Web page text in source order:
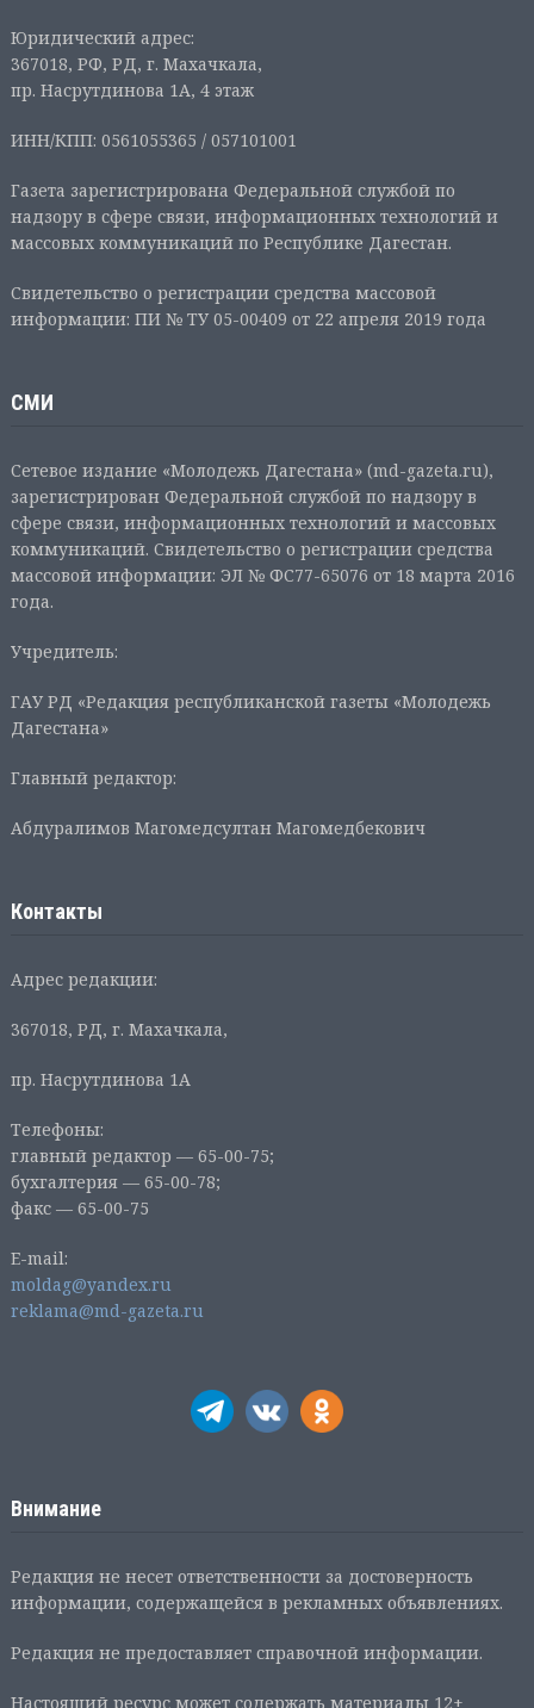
Юридический адрес:
367018, РФ, РД, г. Махачкала,
пр. Насрутдинова 1А, 4 этаж
ИНН/КПП: 0561055365 / 057101001
Газета зарегистрирована Федеральной службой по
надзору в сфере связи, информационных технологий и
массовых коммуникаций по Республике Дагестан.
Свидетельство о регистрации средства массовой
информации: ПИ № ТУ 05-00409 от 22 апреля 2019 года
СМИ
Сетевое издание «Молодежь Дагестана» (md-gazeta.ru),
зарегистрирован Федеральной службой по надзору в
сфере связи, информационных технологий и массовых
коммуникаций. Свидетельство о регистрации средства
массовой информации: ЭЛ № ФС77-65076 от 18 марта 2016
года.
Учредитель:
ГАУ РД «Редакция республиканской газеты «Молодежь
Дагестана»
Главный редактор:
Абдуралимов Магомедсултан Магомедбекович
Контакты
Адрес редакции:
367018, РД, г. Махачкала,
пр. Насрутдинова 1А
Телефоны:
главный редактор — 65-00-75;
бухгалтерия — 65-00-78;
факс — 65-00-75
E-mail:
moldag@yandex.ru
reklama@md-gazeta.ru
Внимание
Редакция не несет ответственности за достоверность
информации, содержащейся в рекламных объявлениях.
Редакция не предоставляет справочной информации.
Настоящий ресурс может содержать материалы 12+